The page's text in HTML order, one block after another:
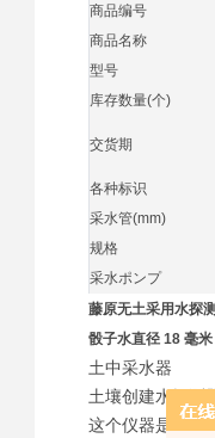
商品编号
商品名称
型号
库存数量(个)
交货期
各种标识
采水管(mm)
规格
采水ポンプ
藤原无土采用水探
骰子水直径 18 毫
土中采水器
土壤创建水探测
这个仪器是土壤